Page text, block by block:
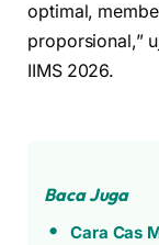
optimal,
proporsional,”
IIMS 2026.
Baca Juga
Cara Cas